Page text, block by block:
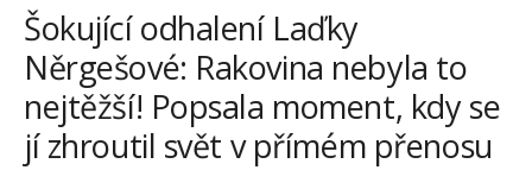
Šokující odhalení Laďky
Něrgešové: Rakovina nebyla to
nejtěžší! Popsala moment, kdy se
jí zhroutil svět v přímém přenosu